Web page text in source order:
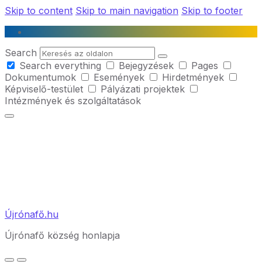
Skip to content Skip to main navigation Skip to footer
Search
Search everything
Bejegyzések
Pages
Dokumentumok
Események
Hirdetmények
Képviselő-testület
Pályázati projektek
Intézmények és szolgáltatások
Újrónafő.hu
Újrónafő község honlapja